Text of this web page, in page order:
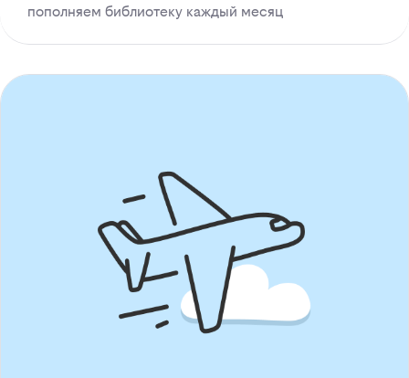
пополняем библиотеку каждый месяц